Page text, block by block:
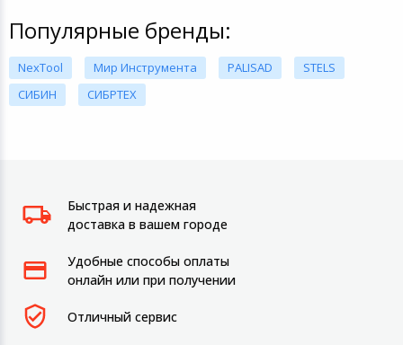
Популярные бренды:
NexTool Мир Инструмента PALISAD
STELS
СИБИН
СИБРТЕХ
Быстрая и надежная
доставка в вашем городе
Удобные способы оплаты
онлайн или при получении
Отличный сервис